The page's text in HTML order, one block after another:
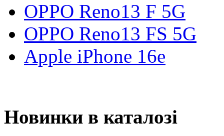
OPPO Reno13 F 5G
OPPO Reno13 FS 5G
Apple iPhone 16e
Новинки в каталозі